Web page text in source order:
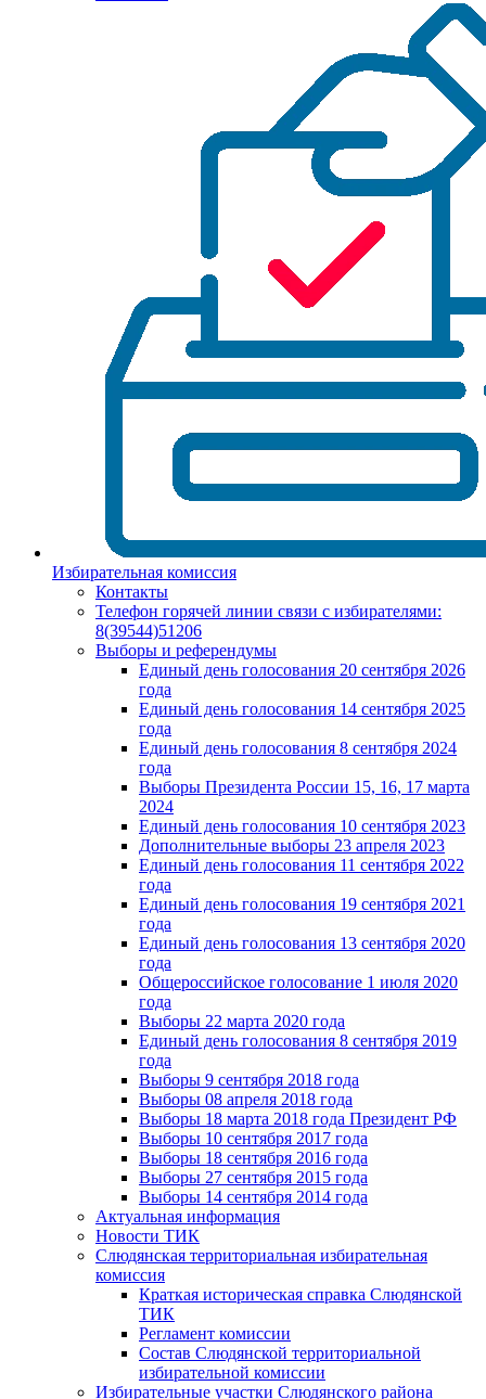
Избирательная комиссия
Контакты
Телефон горячей линии связи с избирателями:
8(39544)51206
Выборы и референдумы
Единый день голосования 20 сентября 2026
года
Единый день голосования 14 сентября 2025
года
Единый день голосования 8 сентября 2024
года
Выборы Президента России 15, 16, 17 марта
2024
Единый день голосования 10 сентября 2023
Дополнительные выборы 23 апреля 2023
Единый день голосования 11 сентября 2022
года
Единый день голосования 19 сентября 2021
года
Единый день голосования 13 сентября 2020
года
Общероссийское голосование 1 июля 2020
года
Выборы 22 марта 2020 года
Единый день голосования 8 сентября 2019
года
Выборы 9 сентября 2018 года
Выборы 08 апреля 2018 года
Выборы 18 марта 2018 года Президент РФ
Выборы 10 сентября 2017 года
Выборы 18 сентября 2016 года
Выборы 27 сентября 2015 года
Выборы 14 сентября 2014 года
Актуальная информация
Новости ТИК
Слюдянская территориальная избирательная
комиссия
Краткая историческая справка Слюдянской
ТИК
Регламент комиссии
Состав Слюдянской территориальной
избирательной комиссии
Избирательные участки Слюдянского района